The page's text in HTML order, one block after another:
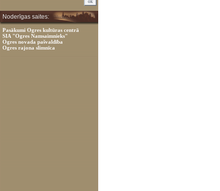
Noderīgas saites:
Pasākumi Ogres kultūras centrā
SIA "Ogres Namsaimnieks"
Ogres novada pašvaldība
Ogres rajona slimnīca